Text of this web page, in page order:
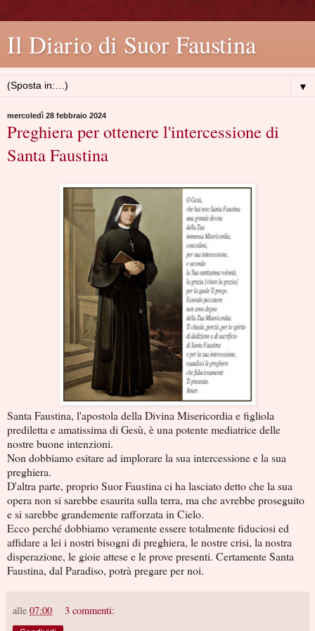
Il Diario di Suor Faustina
▼
mercoledì 28 febbraio 2024
Preghiera per ottenere l'intercessione di
Santa Faustina
Santa Faustina, l'apostola della Divina Misericordia e figliola
prediletta e amatissima di Gesù, è una potente mediatrice delle
nostre buone intenzioni.
Non dobbiamo esitare ad implorare la sua intercessione e la sua
preghiera.
D'altra parte, proprio Suor Faustina ci ha lasciato detto che la sua
opera non si sarebbe esaurita sulla terra, ma che avrebbe proseguito
e si sarebbe grandemente rafforzata in Cielo.
Ecco perché dobbiamo veramente essere totalmente fiduciosi ed
affidare a lei i nostri bisogni di preghiera, le nostre crisi, la nostra
disperazione, le gioie attese e le prove presenti. Certamente Santa
Faustina, dal Paradiso, potrà pregare per noi.
alle 07:00 3 commenti: